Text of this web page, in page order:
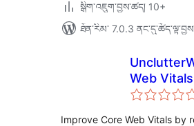
སྒྲིག་འཇུག་བྱས་ཚད། 10+
ཐོན་རིམ་ 7.0.3
Web
Improve Core Web Vitals by